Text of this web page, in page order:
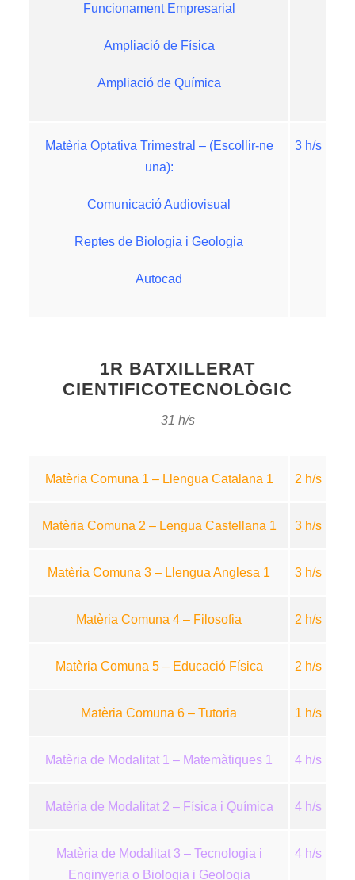
Funcionament Empresarial
Ampliació de Física
Ampliació de Química
Matèria Optativa Trimestral – (Escollir-ne
una):
Comunicació Audiovisual
Reptes de Biologia i Geologia
Autocad
3 h/s
1R BATXILLERAT
CIENTIFICOTECNOLÒGIC
31 h/s
Matèria Comuna 1 – Llengua Catalana 1 2 h/s
Matèria Comuna 2 – Lengua Castellana 1 3 h/s
Matèria Comuna 3 – Llengua Anglesa 1 3 h/s
Matèria Comuna 4 – Filosofia 2 h/s
Matèria Comuna 5 – Educació Física 2 h/s
Matèria Comuna 6 – Tutoria 1 h/s
Matèria de Modalitat 1 – Matemàtiques 1 4 h/s
Matèria de Modalitat 2 – Física i Química 4 h/s
Matèria de Modalitat 3 – Tecnologia i
Enginyeria o Biologia i Geologia
4 h/s